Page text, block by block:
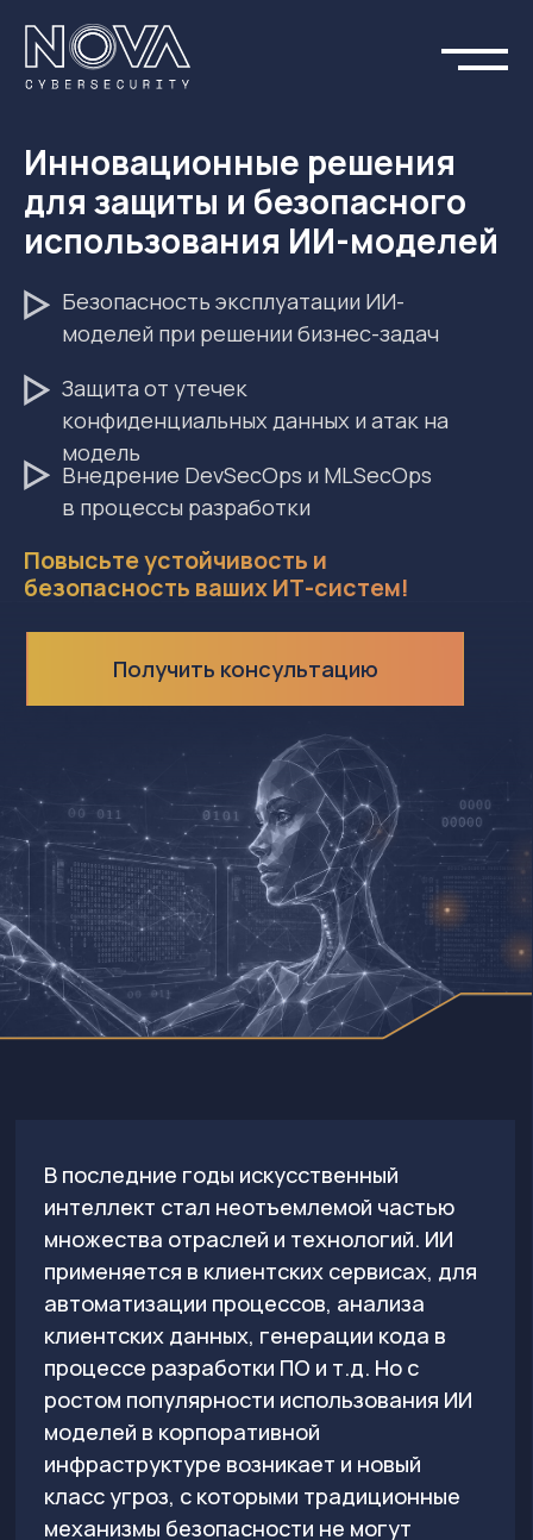
Повысьте устойчивость и
безопасность ваших ИТ-систем!
для защиты и безопасного
использования ИИ-моделей
Получить консультацию
Внедрение DevSecOps и MLSecOps
конфиденциальных данных и атак на
Безопасность эксплуатации ИИ-
моделей при решении бизнес-задач
В последние годы искусственный
интеллект стал неотъемлемой частью
множества отраслей и технологий. ИИ
применяется в клиентских сервисах, для
автоматизации процессов, анализа
клиентских данных, генерации кода в
процессе разработки ПО и т.д. Но с
ростом популярности использования ИИ
моделей в корпоративной
инфраструктуре возникает и новый
процессы требует особого внимания к
защите. MITRE ATLAS, OWASP Top 10 for
Agentic Applications и OWASP Top 10 LLM
разработаны для оценки угроз,
специфичных для ИИ-систем, включают
в себя техники атак, нацеленных на ИИ и
ML-системы, а также угрозы для
автономных ИИ-систем.
модели, должны внедрить
многоуровневую защиту, обеспечивать
регулярные проверки безопасности и
использовать современные методы
защиты от уязвимостей, манипуляций и
современных атак.